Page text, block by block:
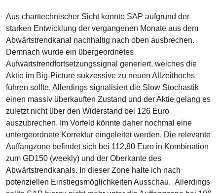
Aus charttechnischer Sicht konnte SAP aufgrund der
starken Entwicklung der vergangenen Monate aus dem
Abwärtstrendkanal nachhaltig nach oben ausbrechen.
Demnach wurde ein übergeordnetes
Aufwärtstrendfortsetzungssignal generiert, welches die
Aktie im Big-Picture sukzessive zu neuen Allzeithochs
führen sollte. Allerdings signalisiert die Slow Stochastik
einen massiv überkauften Zustand und der Aktie gelang es
zuletzt nicht über den Widerstand bei 126 Euro
auszubrechen. Im Vorfeld könnte daher nochmal eine
untergeordnete Korrektur eingeleitet werden. Die relevante
Auffangzone befindet sich bei 112,80 Euro in Kombination
zum GD150 (weekly) und der Oberkante des
Abwärtstrendkanals. In dieser Zone halte ich nach
potenziellen Einstiegsmöglichkeiten Ausschau. Allerdings